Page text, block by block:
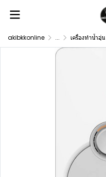
akibkkonline ... เครื่องทำน้ำอุ่น